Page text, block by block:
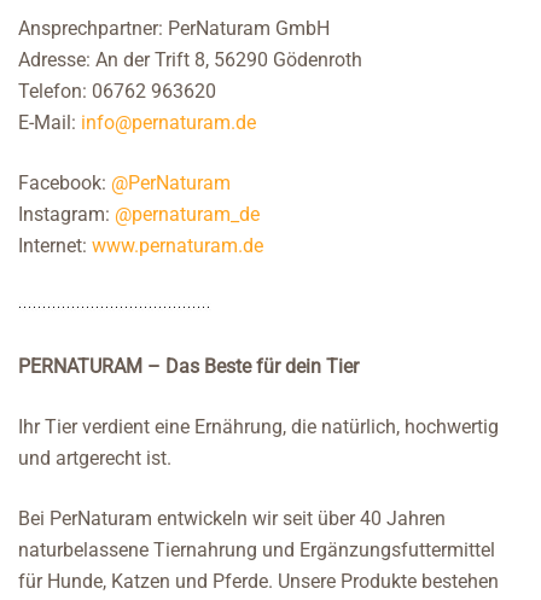
Ansprechpartner: PerNaturam GmbH
Adresse: An der Trift 8, 56290 Gödenroth
Telefon: 06762 963620
E-Mail: info@pernaturam.de
Facebook: @PerNaturam
Instagram: @pernaturam_de
Internet: www.pernaturam.de
PERNATURAM – Das Beste für dein Tier
Ihr Tier verdient eine Ernährung, die natürlich, hochwertig
und artgerecht ist.
Bei PerNaturam entwickeln wir seit über 40 Jahren
naturbelassene Tiernahrung und Ergänzungsfuttermittel
für Hunde, Katzen und Pferde. Unsere Produkte bestehen